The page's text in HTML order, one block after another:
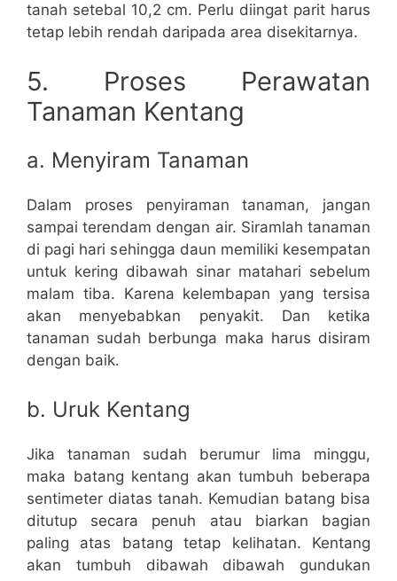
tanah setebal 10,2 cm. Perlu diingat parit harus
tetap lebih rendah daripada area disekitarnya.
5. Proses Perawatan
Tanaman Kentang
a. Menyiram Tanaman
Dalam proses penyiraman tanaman, jangan
sampai terendam dengan air. Siramlah tanaman
di pagi hari sehingga daun memiliki kesempatan
untuk kering dibawah sinar matahari sebelum
malam tiba. Karena kelembapan yang tersisa
akan menyebabkan penyakit. Dan ketika
tanaman sudah berbunga maka harus disiram
dengan baik.
b. Uruk Kentang
Jika tanaman sudah berumur lima minggu,
maka batang kentang akan tumbuh beberapa
sentimeter diatas tanah. Kemudian batang bisa
ditutup secara penuh atau biarkan bagian
paling atas batang tetap kelihatan. Kentang
akan tumbuh dibawah dibawah gundukan